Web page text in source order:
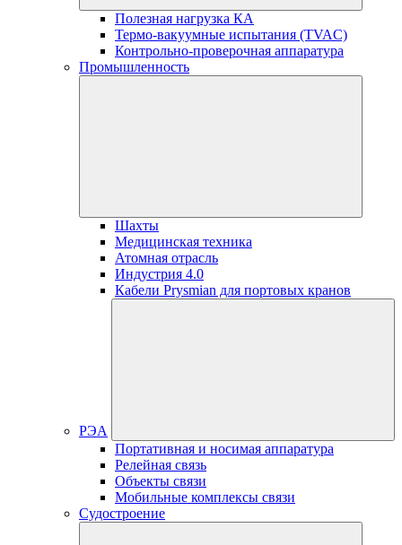
Полезная нагрузка КА
Термо-вакуумные испытания (TVAC)
Контрольно-проверочная аппаратура
Промышленность
Шахты
Медицинская техника
Атомная отрасль
Индустрия 4.0
Кабели Prysmian для портовых кранов
РЭА
Портативная и носимая аппаратура
Релейная связь
Объекты связи
Мобильные комплексы связи
Судостроение